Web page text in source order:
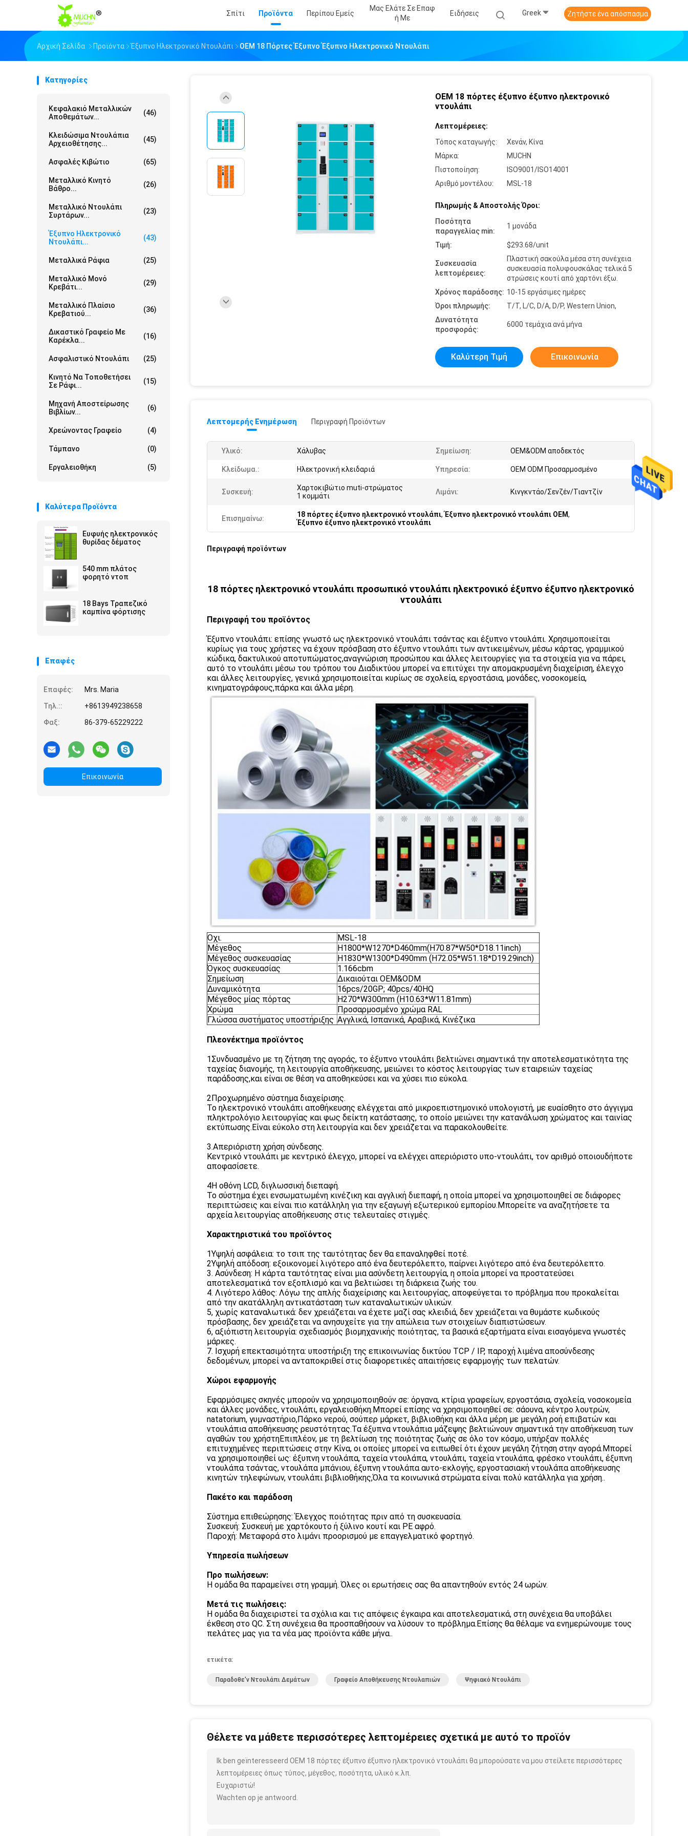
Σπίτι Προϊόντα Περίπου Εμείς
Μας Ελάτε Σε Επαφ
Ή Με
Ειδήσεις Greek Ζητήστε ένα απόσπασμα
Αρχική Σελίδα Προϊόντα Έξυπνο Ηλεκτρονικό Ντουλάπι OEM 18 Πόρτες Έξυπνο Έξυπνο Ηλεκτρονικό Ντουλάπι
Κατηγορίες
Κεφαλακιό Μεταλλικών
Αποθεμάτων...
(46)
Κλειδώσιμα Ντουλάπια
Αρχειοθέτησης...
(45)
Ασφαλές Κιβώτιο (65)
Μεταλλικό Κινητό
Βάθρο...
(26)
Μεταλλικό Ντουλάπι
Συρτάρων...
(23)
Έξυπνο Ηλεκτρονικό
Ντουλάπι...
(43)
Μεταλλικά Ράφια (25)
Μεταλλικό Μονό
Κρεβάτι...
(29)
Μεταλλικό Πλαίσιο
Κρεβατιού...
(36)
Δικαστικό Γραφείο Με
Καρέκλα...
(16)
Ασφαλιστικό Ντουλάπι (25)
Κινητό Να Τοποθετήσει
Σε Ράφι...
(15)
Μηχανή Αποστείρωσης
Βιβλίων...
(6)
Χρεώνοντας Γραφείο (4)
Τάμπανο (0)
Εργαλειοθήκη (5)
Καλύτερα Προϊόντα
Ευφυής ηλεκτρονικός
θυρίδας δέματος
540 mm πλάτος
φορητό ντοπ
18 Bays Τραπεζικό
καμπίνα φόρτισης
Επαφές
Επαφές:
Mrs. Maria
Τηλ.::
+8613949238658
Φαξ:
86-379-65229222
Επικοινωνία
OEM 18 πόρτες έξυπνο έξυπνο ηλεκτρονικό
ντουλάπι
Λεπτομέρειες:
Τόπος καταγωγής:
Χενάν, Κίνα
Μάρκα:
MUCHN
Πιστοποίηση:
ISO9001/ISO14001
Αριθμό μοντέλου:
MSL-18
Πληρωμής & Αποστολής Όροι:
Ποσότητα
παραγγελίας min:
1 μονάδα
Τιμή: $293.68/unit
Συσκευασία
λεπτομέρειες:
Πλαστική σακούλα μέσα στη συνέχεια
συσκευασία πολυφουσκάλας τελικά 5
στρώσεις κουτί από χαρτόνι έξω.
Χρόνος παράδοσης: 10-15 εργάσιμες ημέρες
Όροι πληρωμής:
T/T, L/C, D/A, D/P, Western Union,
Δυνατότητα
προσφοράς:
6000 τεμάχια ανά μήνα
Καλύτερη Τιμή Επικοινωνία
Λεπτομερής Ενημέρωση Περιγραφή Προϊόντων
Υλικό: Χάλυβας Σημείωση: OEM&ODM αποδεκτός
Κλείδωμα.: Ηλεκτρονική κλειδαριά Υπηρεσία: OEM ODM Προσαρμοσμένο
Συσκευή:
Χαρτοκιβώτιο muti-στρώματος
1 κομμάτι
Λιμάνι: Κινγκντάο/Σενζέν/Τιαντζίν
Επισημαίνω: 18 πόρτες έξυπνο ηλεκτρονικό ντουλάπι,Έξυπνο ηλεκτρονικό ντουλάπι OEM,
Έξυπνο έξυπνο ηλεκτρονικό ντουλάπι
Περιγραφή προϊόντων
18 πόρτες ηλεκτρονικό ντουλάπι προσωπικό ντουλάπι ηλεκτρονικό έξυπνο έξυπνο ηλεκτρονικό
ντουλάπι
Περιγραφή του προϊόντος
Έξυπνο ντουλάπι: επίσης γνωστό ως ηλεκτρονικό ντουλάπι τσάντας και έξυπνο ντουλάπι. Χρησιμοποιείται
κυρίως για τους χρήστες να έχουν πρόσβαση στο έξυπνο ντουλάπι των αντικειμένων, μέσω κάρτας, γραμμικού
κώδικα, δακτυλικού αποτυπώματος,αναγνώριση προσώπου και άλλες λειτουργίες για τα στοιχεία για να πάρει,
αυτό το ντουλάπι μέσω του τρόπου του Διαδικτύου μπορεί να επιτύχει την απομακρυσμένη διαχείριση, έλεγχο
και άλλες λειτουργίες, γενικά χρησιμοποιείται κυρίως σε σχολεία, εργοστάσια, μονάδες, νοσοκομεία,
κινηματογράφους,πάρκα και άλλα μέρη.
Οχι.
MSL-18
Μέγεθος
H1800*W1270*D460mm(H70.87*W50*D18.11inch)
Μέγεθος συσκευασίας
H1830*W1300*D490mm (H72.05*W51.18*D19.29inch)
Όγκος συσκευασίας
1.166cbm
Σημείωση
Δικαιούται OEM&ODM
Δυναμικότητα
16pcs/20GP; 40pcs/40HQ
Μέγεθος μίας πόρτας
H270*W300mm (H10.63*W11.81mm)
Χρώμα
Προσαρμοσμένο χρώμα RAL
Γλώσσα συστήματος υποστήριξης Αγγλικά, Ισπανικά, Αραβικά, Κινέζικα
Πλεονέκτημα προϊόντος
1Συνδυασμένο με τη ζήτηση της αγοράς, το έξυπνο ντουλάπι βελτιώνει σημαντικά την αποτελεσματικότητα της
ταχείας διανομής, τη λειτουργία αποθήκευσης, μειώνει το κόστος λειτουργίας των εταιρειών ταχείας
παράδοσης,και είναι σε θέση να αποθηκεύσει και να χύσει πιο εύκολα.
2Προχωρημένο σύστημα διαχείρισης.
Το ηλεκτρονικό ντουλάπι αποθήκευσης ελέγχεται από μικροεπιστημονικό υπολογιστή, με ευαίσθητο στο άγγιγμα
πληκτρολόγιο λειτουργίας και φως δείκτη κατάστασης, το οποίο μειώνει την κατανάλωση χρώματος και ταινίας
εκτύπωσης.Είναι εύκολο στη λειτουργία και δεν χρειάζεται να παρακολουθείτε.
3.Απεριόριστη χρήση σύνδεσης.
Κεντρικό ντουλάπι με κεντρικό έλεγχο, μπορεί να ελέγχει απεριόριστο υπο-ντουλάπι, τον αριθμό οποιουδήποτε
αποφασίσετε.
4Η οθόνη LCD, διγλωσσική διεπαφή.
Το σύστημα έχει ενσωματωμένη κινέζικη και αγγλική διεπαφή, η οποία μπορεί να χρησιμοποιηθεί σε διάφορες
περιπτώσεις και είναι πιο κατάλληλη για την εξαγωγή εξωτερικού εμπορίου.Μπορείτε να αναζητήσετε τα
αρχεία λειτουργίας αποθήκευσης στις τελευταίες στιγμές.
Χαρακτηριστικά του προϊόντος
1Υψηλή ασφάλεια: το τσιπ της ταυτότητας δεν θα επαναληφθεί ποτέ.
2Υψηλή απόδοση: εξοικονομεί λιγότερο από ένα δευτερόλεπτο, παίρνει λιγότερο από ένα δευτερόλεπτο.
3. Ασύνδεση: Η κάρτα ταυτότητας είναι μια ασύνδετη λειτουργία, η οποία μπορεί να προστατεύσει
αποτελεσματικά τον εξοπλισμό και να βελτιώσει τη διάρκεια ζωής του.
4. Λιγότερο λάθος: Λόγω της απλής διαχείρισης και λειτουργίας, αποφεύγεται το πρόβλημα που προκαλείται
από την ακατάλληλη αντικατάσταση των καταναλωτικών υλικών.
5, χωρίς καταναλωτικά: δεν χρειάζεται να έχετε μαζί σας κλειδιά, δεν χρειάζεται να θυμάστε κωδικούς
πρόσβασης, δεν χρειάζεται να ανησυχείτε για την απώλεια των στοιχείων διαπιστώσεων.
6, αξιόπιστη λειτουργία: σχεδιασμός βιομηχανικής ποιότητας, τα βασικά εξαρτήματα είναι εισαγόμενα γνωστές
μάρκες.
7. Ισχυρή επεκτασιμότητα: υποστήριξη της επικοινωνίας δικτύου TCP / IP, παροχή λιμένα αποσύνδεσης
δεδομένων, μπορεί να ανταποκριθεί στις διαφορετικές απαιτήσεις εφαρμογής των πελατών.
Χώροι εφαρμογής
Εφαρμόσιμες σκηνές μπορούν να χρησιμοποιηθούν σε: όργανα, κτίρια γραφείων, εργοστάσια, σχολεία, νοσοκομεία
και άλλες μονάδες, ντουλάπι, εργαλειοθήκη.Μπορεί επίσης να χρησιμοποιηθεί σε: σάουνα, κέντρο λουτρών,
natatorium, γυμναστήριο,Πάρκο νερού, σούπερ μάρκετ, βιβλιοθήκη και άλλα μέρη με μεγάλη ροή επιβατών και
ντουλάπια αποθήκευσης ρευστότητας.Τα έξυπνα ντουλάπια μάζεψης βελτιώνουν σημαντικά την αποθήκευση των
αγαθών του χρήστηΕπιπλέον, με τη βελτίωση της ποιότητας ζωής σε όλο τον κόσμο, υπήρξαν πολλές
επιτυχημένες περιπτώσεις στην Κίνα, οι οποίες μπορεί να ειπωθεί ότι έχουν μεγάλη ζήτηση στην αγορά.Μπορεί
να χρησιμοποιηθεί ως: έξυπνη ντουλάπα, ταχεία ντουλάπα, ντουλάπι, ταχεία ντουλάπα, φρέσκο ντουλάπι, έξυπνη
ντουλάπα τσάντας, ντουλάπα μπάνιου, έξυπνη ντουλάπα αυτο-εκλογής, εργοστασιακή ντουλάπα αποθήκευσης
κινητών τηλεφώνων, ντουλάπι βιβλιοθήκης,Όλα τα κοινωνικά στρώματα είναι πολύ κατάλληλα για χρήση..
Πακέτο και παράδοση
Σύστημα επιθεώρησης: Έλεγχος ποιότητας πριν από τη συσκευασία.
Συσκευή: Συσκευή με χαρτόκουτο ή ξύλινο κουτί και PE αφρό.
Παροχή: Μεταφορά στο λιμάνι προορισμού με επαγγελματικό φορτηγό.
Υπηρεσία πωλήσεων
Προ πωλήσεων:
Η ομάδα θα παραμείνει στη γραμμή. Όλες οι ερωτήσεις σας θα απαντηθούν εντός 24 ωρών.
Μετά τις πωλήσεις:
Η ομάδα θα διαχειριστεί τα σχόλια και τις απόψεις έγκαιρα και αποτελεσματικά, στη συνέχεια θα υποβάλει
έκθεση στο QC. Στη συνέχεια θα προσπαθήσουν να λύσουν το πρόβλημα.Επίσης θα θέλαμε να ενημερώνουμε τους
πελάτες μας για τα νέα μας προϊόντα κάθε μήνα..
ετικέτα:
Παραδοθε'ν Ντουλάπι Δεμάτων Γραφείο Αποθήκευσης Ντουλαπιών Ψηφιακό Ντουλάπι
Θέλετε να μάθετε περισσότερες λεπτομέρειες σχετικά με αυτό το προϊόν
Ik ben geïnteresseerd OEM 18 πόρτες έξυπνο έξυπνο ηλεκτρονικό ντουλάπι θα μπορούσατε να μου στείλετε περισσότερες
λεπτομέρειες όπως τύπος, μέγεθος, ποσότητα, υλικό κ.λπ.
Ευχαριστώ!
Wachten op je antwoord.